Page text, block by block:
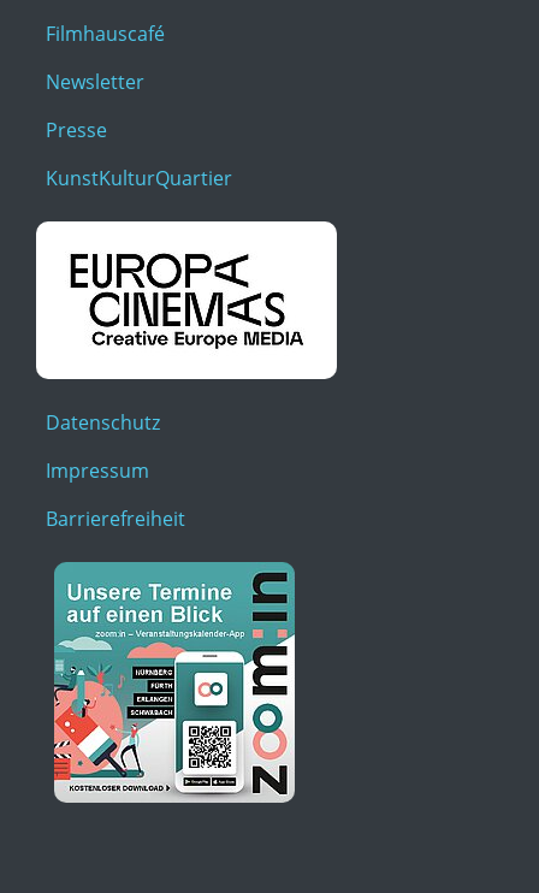
Filmhauscafé
Newsletter
Presse
KunstKulturQuartier
Datenschutz
Impressum
Barrierefreiheit